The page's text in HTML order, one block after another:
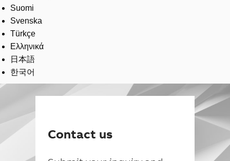
Suomi
Svenska
Türkçe
Ελληνικά
日本語
한국어
Contact us